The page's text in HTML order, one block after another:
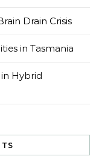
Drain Crisis
in Tasmania
Hybrid